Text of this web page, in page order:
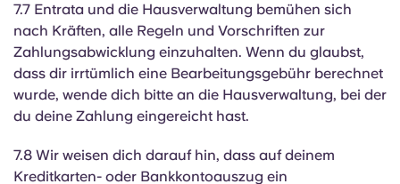
7.7 Entrata und die Hausverwaltung bemühen sich
nach Kräften, alle Regeln und Vorschriften zur
Zahlungsabwicklung einzuhalten. Wenn du glaubst,
dass dir irrtümlich eine Bearbeitungsgebühr berechnet
wurde, wende dich bitte an die Hausverwaltung, bei der
du deine Zahlung eingereicht hast.
7.8 Wir weisen dich darauf hin, dass auf deinem
Kreditkarten- oder Bankkontoauszug ein